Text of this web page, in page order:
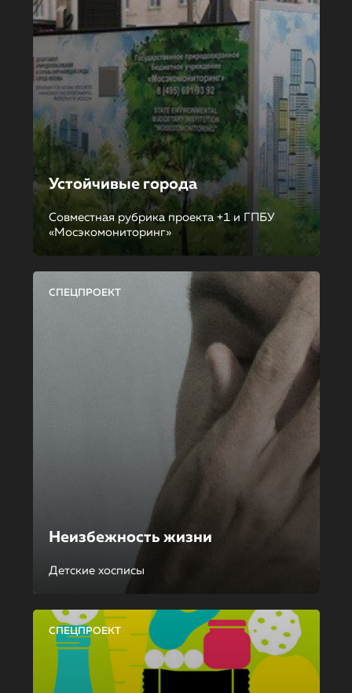
Устойчивые города
Совместная рубрика проекта +1 и ГПБУ
«Мосэкомониторинг»
СПЕЦПРОЕКТ
Неизбежность жизни
Детские хосписы
СПЕЦПРОЕКТ